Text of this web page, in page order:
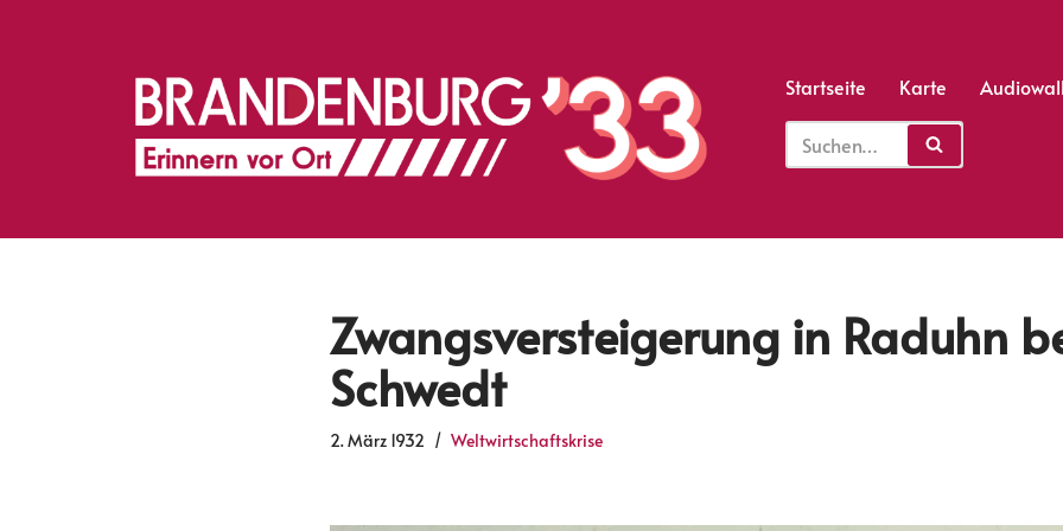
Startseite Karte
Zwangsversteigerung in Raduhn
Schwedt
2. März 1932 Weltwirtschaftskrise